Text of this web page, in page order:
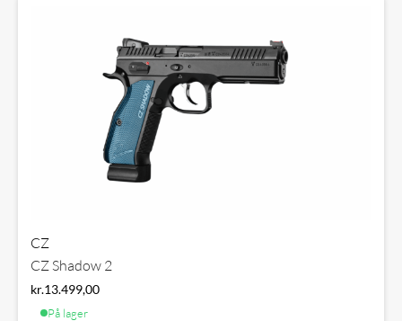
CZ
CZ Shadow 2
kr.13.499,00
På lager